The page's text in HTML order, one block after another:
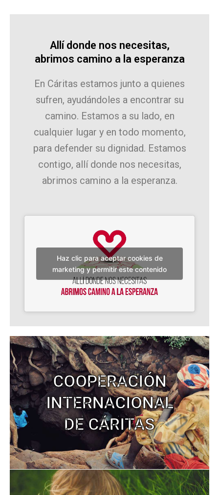
Allí donde nos necesitas,
abrimos camino a la esperanza
En Cáritas estamos junto a quienes
sufren, ayudándoles a encontrar su
camino. Estamos a su lado, en
cualquier lugar y en todo momento,
para defender su dignidad. Estamos
contigo, allí donde nos necesitas,
abrimos camino a la esperanza.
Haz clic para aceptar cookies de
marketing y permitir este contenido
COOPERACIÓN
INTERNACIONAL
DE CÁRITAS